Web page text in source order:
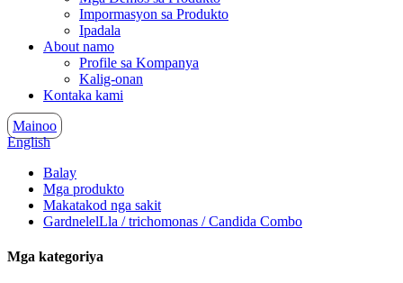
Impormasyon sa Produkto
Ipadala
About namo
Profile sa Kompanya
Kalig-onan
Kontaka kami
Mainoo
English
Balay
Mga produkto
Makatakod nga sakit
GardnelelLla / trichomonas / Candida Combo
Mga kategoriya